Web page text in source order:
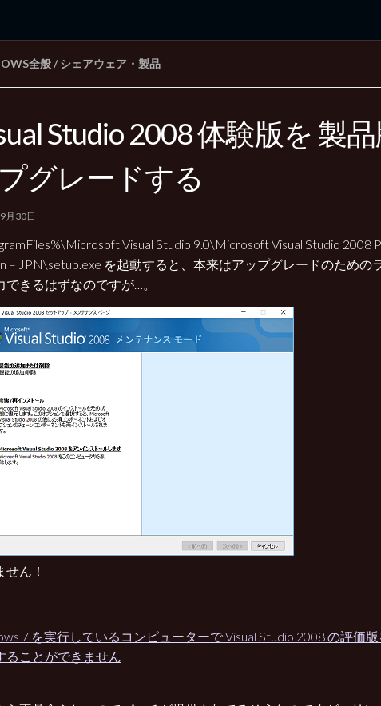
記 3rd Edition
全般/ シェアウェア・製品
Studio 2008 体験版を 製
グレードする
月30日
Visual Studio 9.0\Microsoft Visual Studio 2008
– JPN\setup.exe を起動すると、本来はアップグレードのための
できるはずなのですが…。
せん！
7 を実行しているコンピューターで Visual Studio 2008 の評価
ることができません